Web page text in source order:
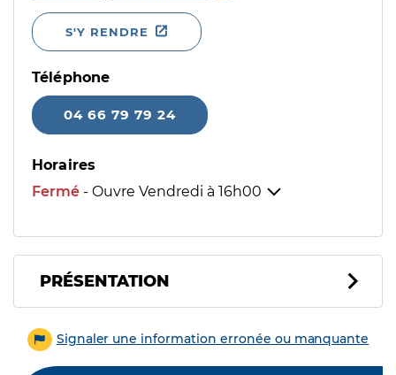
S'Y RENDRE
Téléphone
04 66 79 79 24
Horaires
Fermé - Ouvre Vendredi à 16h00
PRÉSENTATION
Signaler une information erronée ou manquante